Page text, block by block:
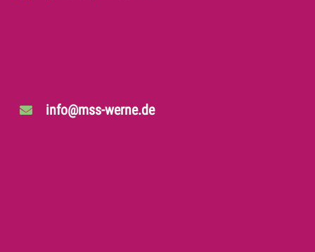
info@mss-werne.de